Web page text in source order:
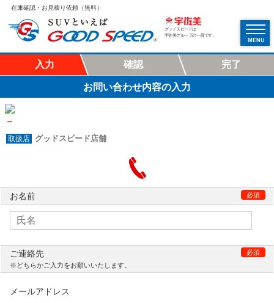
在庫確認・お見積り依頼（無料）
グッドスピードは
宇佐美グループの一員です。
MENU
入力 確認 完了
お問い合わせ内容の入力
－
グッドスピード店舗
お名前 必須
ご連絡先
必須
※どちらかご入力をお願いいたします。
メールアドレス